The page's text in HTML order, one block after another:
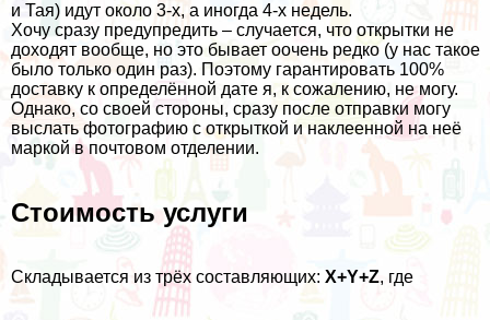
и Тая) идут около 3-х, а иногда 4-х недель.
Хочу сразу предупредить – случается, что открытки не
доходят вообще, но это бывает оочень редко (у нас такое
было только один раз). Поэтому гарантировать 100%
доставку к определённой дате я, к сожалению, не могу.
Однако, со своей стороны, сразу после отправки могу
выслать фотографию с открыткой и наклеенной на неё
маркой в почтовом отделении.
Стоимость услуги
Складывается из трёх составляющих: X+Y+Z, где